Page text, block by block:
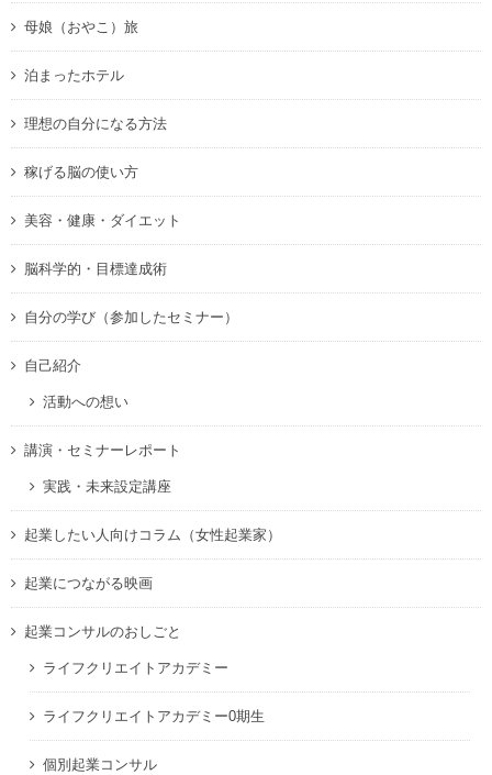
母娘（おやこ）旅
泊まったホテル
理想の自分になる方法
稼げる脳の使い方
美容・健康・ダイエット
脳科学的・目標達成術
自分の学び（参加したセミナー）
自己紹介
活動への想い
講演・セミナーレポート
実践・未来設定講座
起業したい人向けコラム（女性起業家）
起業につながる映画
起業コンサルのおしごと
ライフクリエイトアカデミー
ライフクリエイトアカデミー0期生
個別起業コンサル